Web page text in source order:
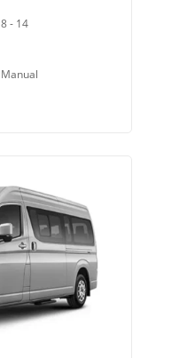
8 - 14
Manual